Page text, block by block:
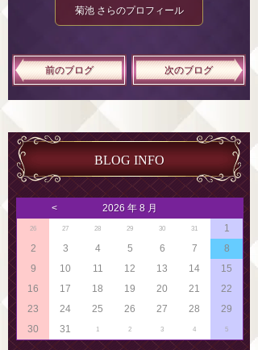
菊池 さらのプロフィール
前のブログ 次のブログ
BLOG INFO
< 2026 年 8 月
26 27 28 29 30 31
1
2
3 4 5 6 7
8
9
10 11 12 13 14
15
16
17 18 19 20 21
22
23
24 25 26 27 28
29
30
31 1 2 3 4 5